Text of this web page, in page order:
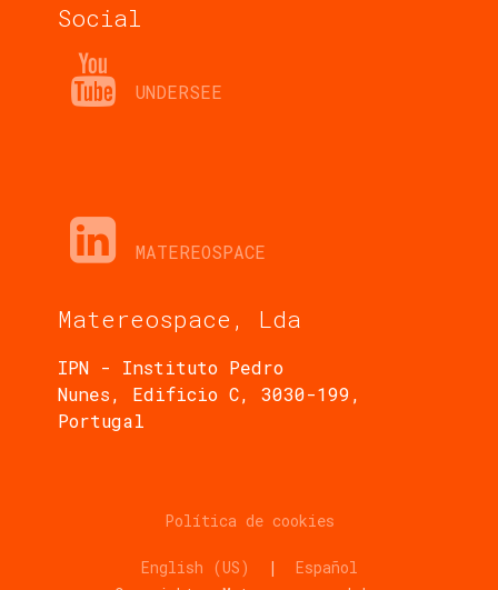
Social
UNDERSEE
MATEREOSPACE
Matereospace, Lda
IPN - Instituto Pedro
Nunes, Edificio C, 3030-199,
Portugal
Política de cookies
English (US) | Español